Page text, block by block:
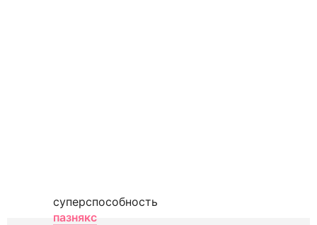
суперспособность
пазнякс